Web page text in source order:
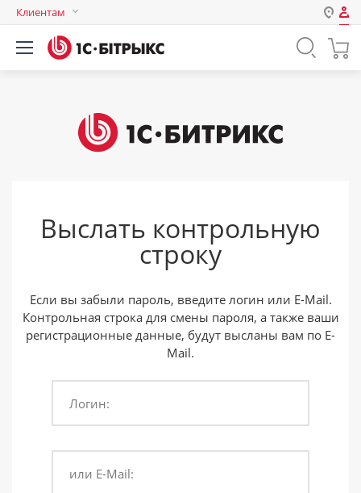
Клиентам
Авторизация
Логин
Запомнить меня на этом
компьютере
Забыли свой пароль?
или войдите с помощью
Выслать контрольную
строку
Если вы забыли пароль, введите логин или E-Mail.
Контрольная строка для смены пароля, а также ваши
регистрационные данные, будут высланы вам по E-
Mail.
Логин:
или E-Mail: